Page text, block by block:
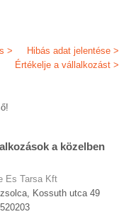
Hibás adat jelentése >
>
Értékelje a vállalkozást >
a közelben
Es Tarsa Kft
Kossuth utca 49